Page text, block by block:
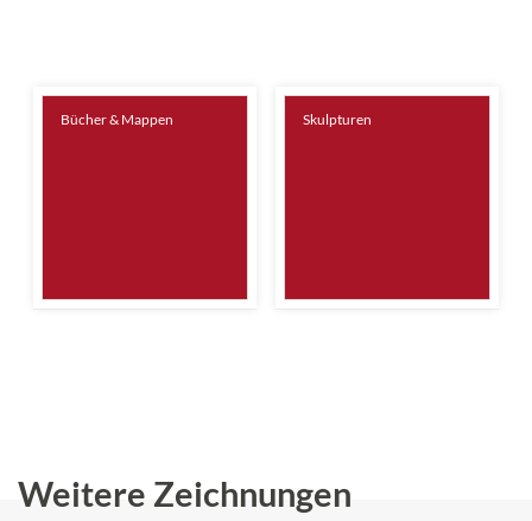
Bücher & Mappen Skulpturen
Weitere Zeichnungen